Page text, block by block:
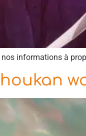
informations à